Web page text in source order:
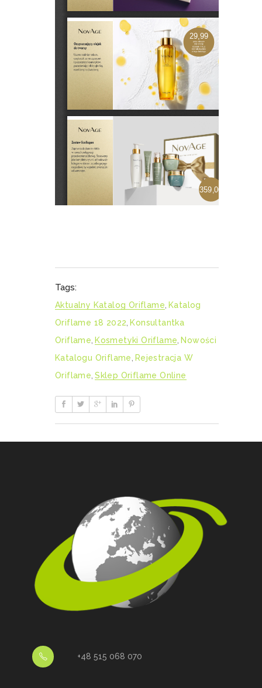
Tags:
Aktualny Katalog Oriflame Katalog
Oriflame 18 2022 Konsultantka
Oriflame Kosmetyki Oriflame Nowości
Katalogu Oriflame
Rejestracja W
Oriflame Sklep Oriflame Online
+48 515 068 070